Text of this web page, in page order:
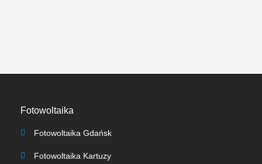
Fotowoltaika
Fotowoltaika Gdańsk
Fotowoltaika Kartuzy